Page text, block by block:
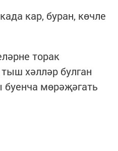
кар, буран, көчле
торак
хәлләр булган
буенча мөрәҗәгать